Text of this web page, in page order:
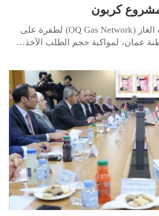
كربون
تخطط شركة أوكيو لشبكات الغاز (OQ Gas Network) لطفرة على
عمان، لمواكبة حجم الطلب الآخذ…